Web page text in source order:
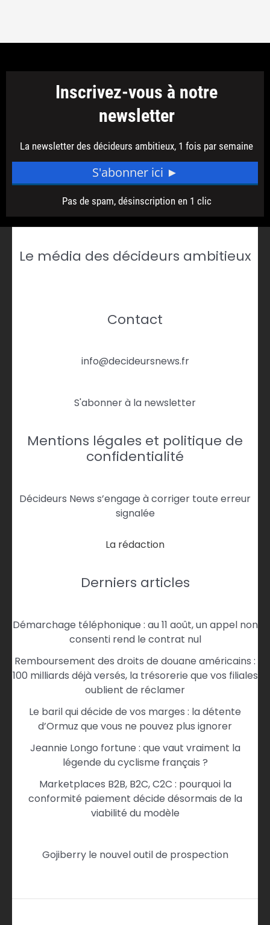
Le média des décideurs ambitieux
Contact
info@decideursnews.fr
S'abonner à la newsletter
Mentions légales et politique de
confidentialité
Décideurs News s’engage à corriger toute erreur
signalée
La rédaction
Derniers articles
Démarchage téléphonique : au 11 août, un appel non
consenti rend le contrat nul
Remboursement des droits de douane américains :
100 milliards déjà versés, la trésorerie que vos filiales
oublient de réclamer
Le baril qui décide de vos marges : la détente
d’Ormuz que vous ne pouvez plus ignorer
Jeannie Longo fortune : que vaut vraiment la
légende du cyclisme français ?
Marketplaces B2B, B2C, C2C : pourquoi la
conformité paiement décide désormais de la
viabilité du modèle
Gojiberry le nouvel outil de prospection